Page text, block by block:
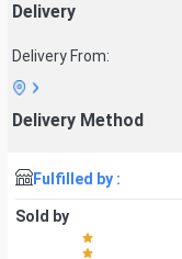
Delivery
Delivery From:
Delivery Method
Fulfilled by :
Sold by